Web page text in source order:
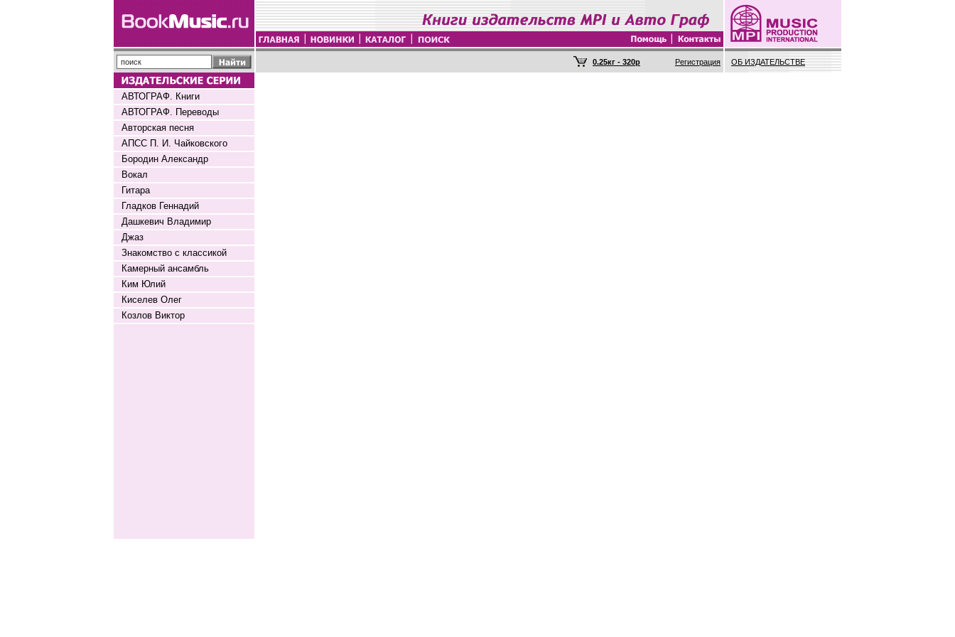
Регистрация ОБ ИЗДАТЕЛЬСТВЕ
АВТОГРАФ. Книги
АВТОГРАФ. Переводы
Авторская песня
АПСС П. И. Чайковского
Бородин Александр
Вокал
Гитара
Гладков Геннадий
Дашкевич Владимир
Джаз
Знакомство с классикой
Камерный ансамбль
Ким Юлий
Киселев Олег
Козлов Виктор